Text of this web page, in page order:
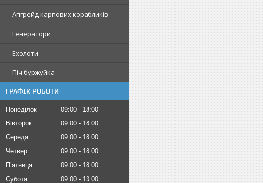
Апгрейд карпових корабликів
Генератори
Ехолоти
Піч буржуйка
ГРАФІК РОБОТИ
Понеділок 09:00
18:00
Вівторок
09:00
18:00
Середа
09:00
18:00
Четвер
09:00
18:00
Пʼятниця
09:00
18:00
Субота
09:00
13:00